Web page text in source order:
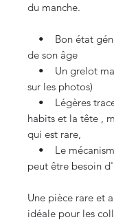
du manche.
• Bon état
de son âge
• Un grelot
sur les photos)
• Légères
habits et la tête ,
qui est rare,
• Le
peut être besoin
Une pièce rare et
idéale pour les